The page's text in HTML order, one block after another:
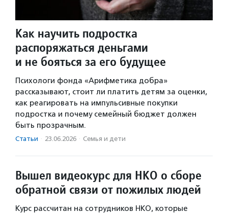
Как научить подростка
распоряжаться деньгами
и не бояться за его будущее
Психологи фонда «Арифметика добра»
рассказывают, стоит ли платить детям за оценки,
как реагировать на импульсивные покупки
подростка и почему семейный бюджет должен
быть прозрачным.
Статьи · 23.06.2026 · Семья и дети
Вышел видеокурс для НКО о сборе
обратной связи от пожилых людей
Курс рассчитан на сотрудников НКО, которые